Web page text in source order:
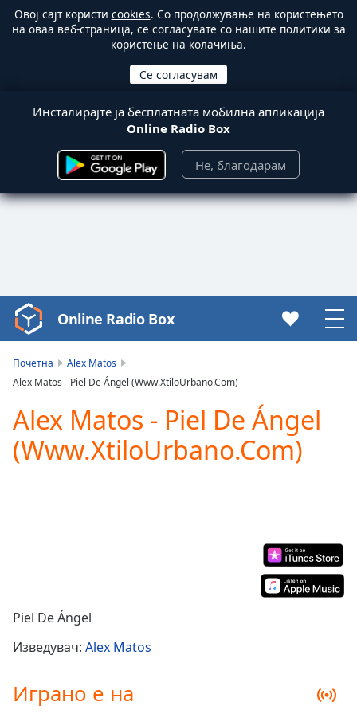
Овој сајт користи cookies. Со продолжување на користењето
на оваа веб-страница, се согласувате со нашите политики за
користење на колачиња.
Инсталирајте ја бесплатната мобилна апликација
Online Radio Box
Не, благодарам
Video
Player
loading.
Video
Play
Skip
Backward
0.00%
Stream
TypeLIVE
currently
behind
Online Radio Box
Почетна
Alex Matos
Alex Matos - Piel De Ángel (Www.XtiloUrbano.Com)
Alex Matos - Piel De Ángel
(Www.XtiloUrbano.Com)
Piel De Ángel
Изведувач: Alex Matos
Играно е на